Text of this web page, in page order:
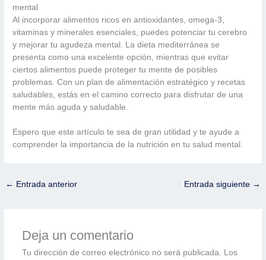
mental
Al incorporar alimentos ricos en antioxidantes, omega-3,
vitaminas y minerales esenciales, puedes potenciar tu cerebro
y mejorar tu agudeza mental. La dieta mediterránea se
presenta como una excelente opción, mientras que evitar
ciertos alimentos puede proteger tu mente de posibles
problemas. Con un plan de alimentación estratégico y recetas
saludables, estás en el camino correcto para disfrutar de una
mente más aguda y saludable.
Espero que este artículo te sea de gran utilidad y te ayude a
comprender la importancia de la nutrición en tu salud mental.
← Entrada anterior Entrada siguiente →
Deja un comentario
Tu dirección de correo electrónico no será publicada. Los